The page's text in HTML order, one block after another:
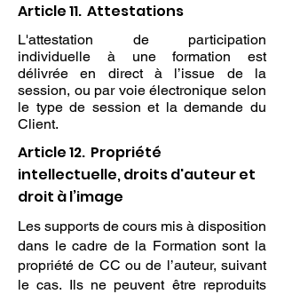
Article 11. Attestations
L'attestation de participation
individuelle à une formation est
délivrée en direct à l’issue de la
session, ou par voie électronique selon
le type de session et la demande du
Client.
Article 12. Propriété
intellectuelle, droits d'auteur et
droit à l’image
Les supports de cours mis à disposition
dans le cadre de la Formation sont la
propriété de CC ou de l’auteur, suivant
le cas. Ils ne peuvent être reproduits